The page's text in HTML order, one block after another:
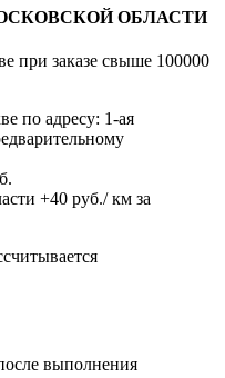
ОБЛАСТИ
заказе свыше 100000
по адресу: 1-ая
+40 руб./ км за
выполнения